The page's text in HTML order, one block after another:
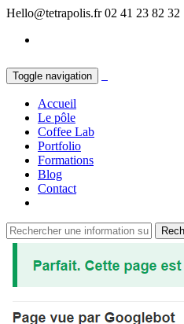
Hello@tetrapolis.fr 02 41 23 82 32
Toggle navigation
Accueil
Le pôle
Coffee Lab
Portfolio
Formations
Blog
Contact